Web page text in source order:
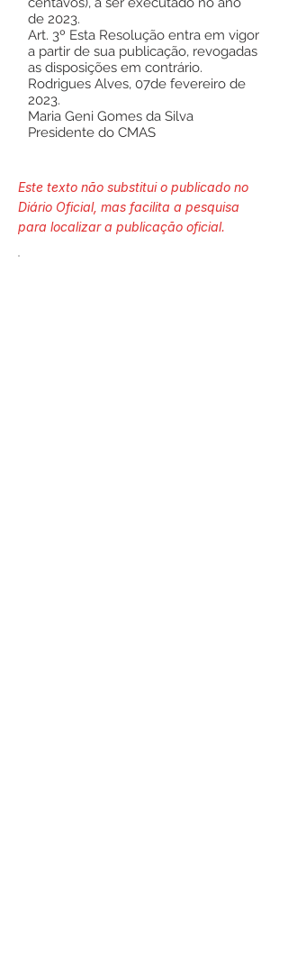
de 2023.
Art. 3º Esta Resolução entra em vigor
a partir de sua publicação, revogadas
as disposições em contrário.
Rodrigues Alves, 07de fevereiro de
2023.
Maria Geni Gomes da Silva
Presidente do CMAS
Este texto não substitui o publicado no
Diário Oficial, mas facilita a pesquisa
para localizar a publicação oficial.